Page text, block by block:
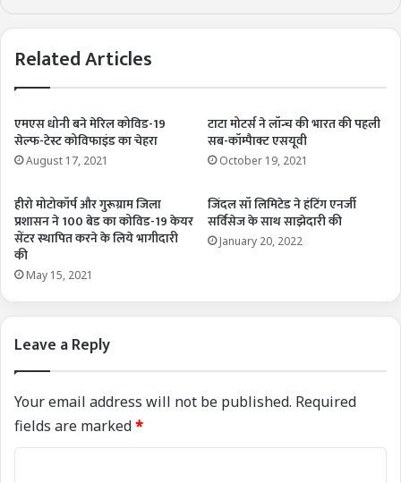
Related Articles
एमएस धोनी बने मेरिल कोविड-19
सेल्फ-टेस्ट कोविफाइंड का चेहरा
August 17, 2021
टाटा मोटर्स ने लॉन्च की भारत की पहली
सब-कॉम्पैाक्ट एसयूवी
October 19, 2021
हीरो मोटोकॉर्प और गुरूग्राम जिला
प्रशासन ने 100 बेड का कोविड-19 केयर
सेंटर स्‍थापित करने के लिये भागीदारी
की
May 15, 2021
जिंदल सॉ लिमिटेड ने हंटिंग एनर्जी
सर्विसेज के साथ साझेदारी की
January 20, 2022
Leave a Reply
Your email address will not be published. Required
fields are marked*